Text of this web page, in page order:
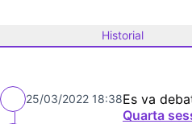
Historial
25/03/2022 18:38Es va
Quarta